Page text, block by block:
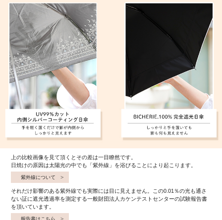
上の比較画像を見て頂くとその差は一目瞭然です。
日焼けの原因は太陽光の中でも「紫外線」を浴びることにより起こります。
紫外線について
それだけ影響のある紫外線でも実際には目に見えません。この0.01％の光も通さ
ない証に遮光透過率を測定する一般財団法人カケンテストセンターの試験報告書
を頂いています。
報告書はこちら